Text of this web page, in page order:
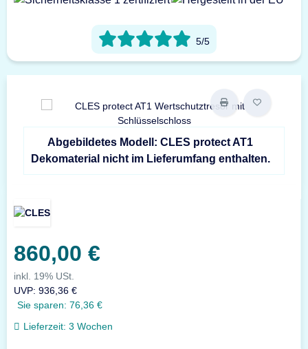
5/5
Abgebildetes Modell: CLES protect AT1
Dekomaterial nicht im Lieferumfang enthalten.
860,00 €
inkl. 19% USt.
UVP: 936,36 €
Sie sparen: 76,36 €
Lieferzeit: 3 Wochen